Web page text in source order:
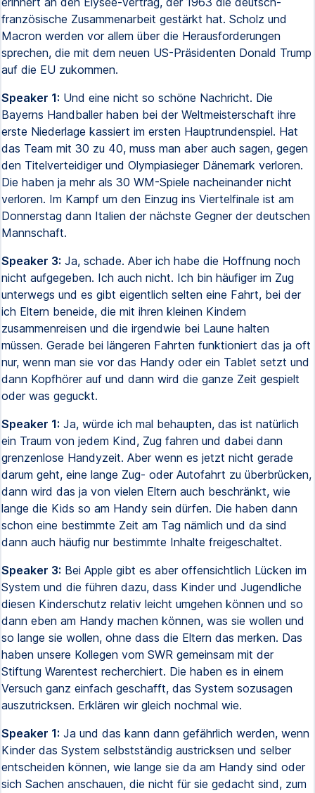
französische Zusammenarbeit gestärkt hat. Scholz und
Macron werden vor allem über die Herausforderungen
sprechen, die mit dem neuen US-Präsidenten Donald Trump
auf die EU zukommen.
Speaker 1: Und eine nicht so schöne Nachricht. Die
Bayerns Handballer haben bei der Weltmeisterschaft ihre
erste Niederlage kassiert im ersten Hauptrundenspiel. Hat
das Team mit 30 zu 40, muss man aber auch sagen, gegen
den Titelverteidiger und Olympiasieger Dänemark verloren.
Die haben ja mehr als 30 WM-Spiele nacheinander nicht
verloren. Im Kampf um den Einzug ins Viertelfinale ist am
Donnerstag dann Italien der nächste Gegner der deutschen
Mannschaft.
Speaker 3: Ja, schade. Aber ich habe die Hoffnung noch
nicht aufgegeben. Ich auch nicht. Ich bin häufiger im Zug
unterwegs und es gibt eigentlich selten eine Fahrt, bei der
ich Eltern beneide, die mit ihren kleinen Kindern
zusammenreisen und die irgendwie bei Laune halten
müssen. Gerade bei längeren Fahrten funktioniert das ja oft
nur, wenn man sie vor das Handy oder ein Tablet setzt und
dann Kopfhörer auf und dann wird die ganze Zeit gespielt
oder was geguckt.
Speaker 1: Ja, würde ich mal behaupten, das ist natürlich
ein Traum von jedem Kind, Zug fahren und dabei dann
grenzenlose Handyzeit. Aber wenn es jetzt nicht gerade
darum geht, eine lange Zug- oder Autofahrt zu überbrücken,
dann wird das ja von vielen Eltern auch beschränkt, wie
lange die Kids so am Handy sein dürfen. Die haben dann
schon eine bestimmte Zeit am Tag nämlich und da sind
dann auch häufig nur bestimmte Inhalte freigeschaltet.
Speaker 3: Bei Apple gibt es aber offensichtlich Lücken im
System und die führen dazu, dass Kinder und Jugendliche
diesen Kinderschutz relativ leicht umgehen können und so
dann eben am Handy machen können, was sie wollen und
so lange sie wollen, ohne dass die Eltern das merken. Das
haben unsere Kollegen vom SWR gemeinsam mit der
Stiftung Warentest recherchiert. Die haben es in einem
Versuch ganz einfach geschafft, das System sozusagen
auszutricksen. Erklären wir gleich nochmal wie.
Speaker 1: Ja und das kann dann gefährlich werden, wenn
Kinder das System selbstständig austricksen und selber
entscheiden können, wie lange sie da am Handy sind oder
sich Sachen anschauen, die nicht für sie gedacht sind, zum